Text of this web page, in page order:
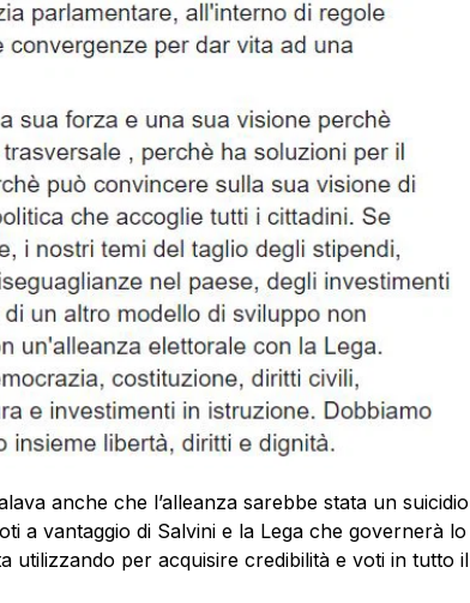
anche che l’alleanza sarebbe stata un suicidio
a vantaggio di Salvini e la Lega che governerà lo
utilizzando per acquisire credibilità e voti in tutto il